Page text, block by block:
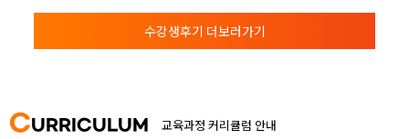
수강생후기 더보러가기
CURRICULUM 교육과정 커리큘럼 안내